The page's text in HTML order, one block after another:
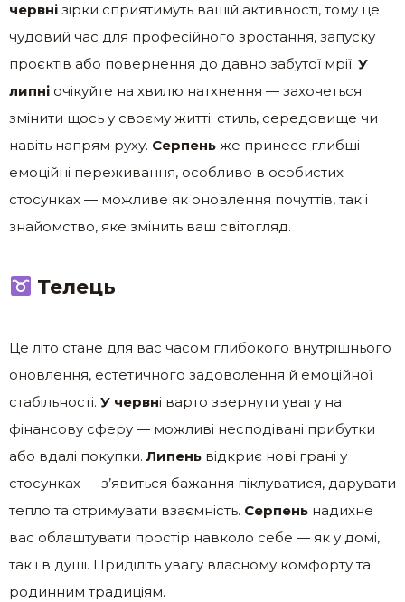
червні зірки сприятимуть вашій активності, тому це
чудовий час для професійного зростання, запуску
проєктів або повернення до давно забутої мрії. У
липні очікуйте на хвилю натхнення — захочеться
змінити щось у своєму житті: стиль, середовище чи
навіть напрям руху. Серпень же принесе глибші
емоційні переживання, особливо в особистих
стосунках — можливе як оновлення почуттів, так і
знайомство, яке змінить ваш світогляд.
Телець
Це літо стане для вас часом глибокого внутрішнього
оновлення, естетичного задоволення й емоційної
стабільності. У червні варто звернути увагу на
фінансову сферу — можливі несподівані прибутки
або вдалі покупки.Липень відкриє нові грані у
стосунках — з’явиться бажання піклуватися, дарувати
тепло та отримувати взаємність. Серпень надихне
вас облаштувати простір навколо себе — як у домі,
так і в душі. Приділіть увагу власному комфорту та
родинним традиціям.